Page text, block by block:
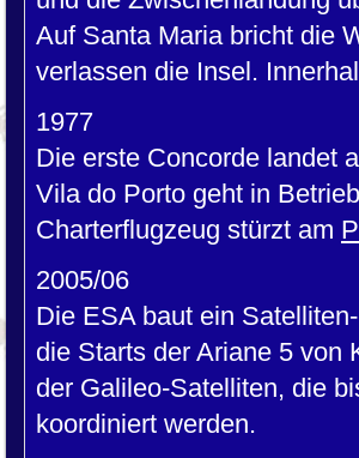
Auf Santa Maria bricht die
verlassen die Insel.
1977
Die erste Concorde landet
Vila do Porto geht in
Charterflugzeug stürzt am
2005/06
Die ESA baut ein
die Starts der Ariane 5 von
der Galileo-Satelliten, die
koordiniert werden.